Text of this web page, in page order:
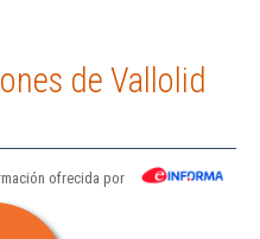
de Vallolid
ofrecida por